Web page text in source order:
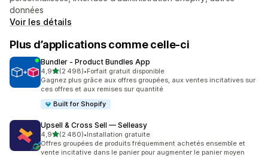
données
Voir les détails
Plus d’applications comme celle-ci
Bundler ‑ Product Bundles App
4,9étoile(s) sur 5
(2 498)
2498 avis au total
•Forfait gratuit disponible
Gagnez plus grâce aux offres groupées, aux ventes incitatives sur
ces offres et aux remises sur quantité
Built for Shopify
Upsell & Cross Sell — Selleasy
4,9étoile(s) sur 5
(2 480)
2480 avis au total
•Installation gratuite
Offres groupées de produits fréquemment achetés ensemble et
vente incitative dans le panier pour augmenter le panier moyen